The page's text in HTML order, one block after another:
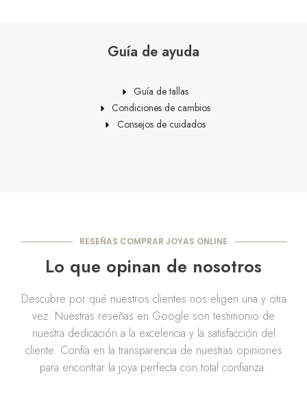
Guía de ayuda
Guía de tallas
Condiciones de cambios
Consejos de cuidados
RESEÑAS COMPRAR JOYAS ONLINE
Lo que opinan de nosotros
Descubre por qué nuestros clientes nos eligen una y otra
vez. Nuestras reseñas en Google son testimonio de
nuestra dedicación a la excelencia y la satisfacción del
cliente. Confía en la transparencia de nuestras opiniones
para encontrar la joya perfecta con total confianza.